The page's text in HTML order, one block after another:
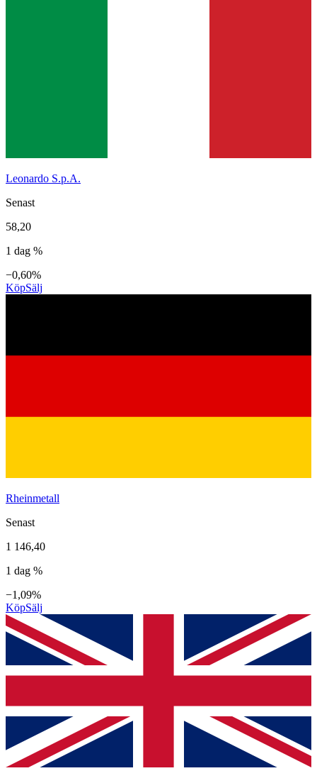
Leonardo S.p.A.
Senast
58,20
1 dag %
−0,60%
KöpSälj
Rheinmetall
Senast
1 146,40
1 dag %
−1,09%
KöpSälj